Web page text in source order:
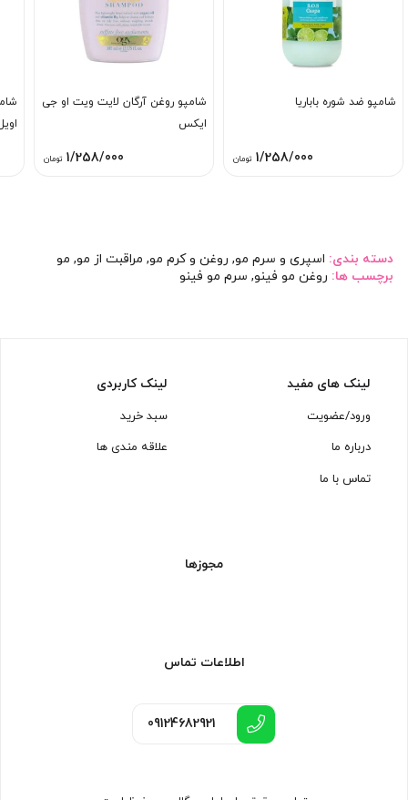
شامپو ضد شوره باباریا
1/258/000 تومان
شامپو روغن آرگان لایت ویت او جی
ایکس
1/258/000 تومان
دسته بندی: اسپری و سرم مو, روغن و کرم مو, مراقبت از مو, مو
برچسب ها: روغن مو فینو, سرم مو فینو
لینک های مفید
ورود/عضویت
درباره ما
تماس با ما
لینک کاربردی
سبد خرید
علاقه مندی ها
مجوزها
اطلاعات تماس
09124682921